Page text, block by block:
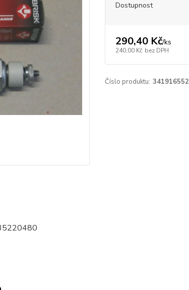
Dostupnost
290,40 Kč/ks
240,00 Kč bez DPH
Číslo produktu: 341916552